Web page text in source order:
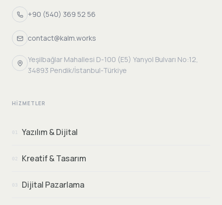
+90 (540) 369 52 56
contact@kalm.works
Yeşilbağlar Mahallesi D-100 (E5) Yanyol Bulvarı No:12,
34893 Pendik/İstanbul-Türkiye
HIZMETLER
01 Yazılım & Dijital
02 Kreatif & Tasarım
03 Dijital Pazarlama